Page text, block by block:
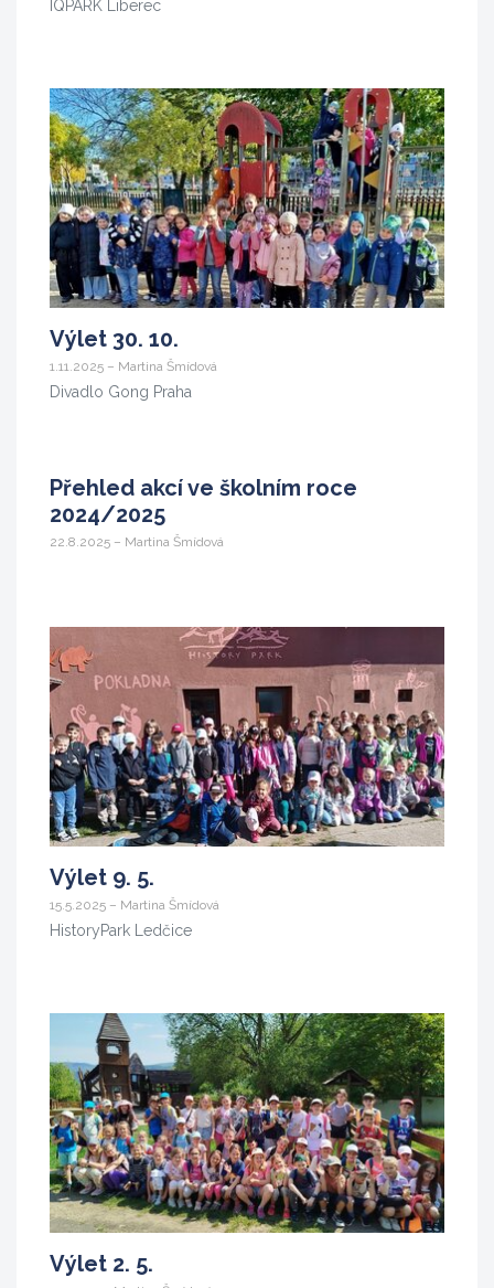
IQPARK Liberec
Výlet 30. 10.
1.11.2025 – Martina Šmídová
Divadlo Gong Praha
Přehled akcí ve školním roce
2024/2025
22.8.2025 – Martina Šmídová
Výlet 9. 5.
15.5.2025 – Martina Šmídová
HistoryPark Ledčice
Výlet 2. 5.